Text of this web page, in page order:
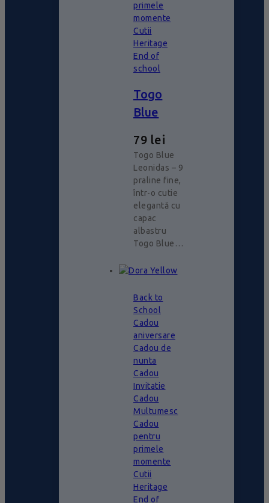
primele
momente
Cutii
Heritage
End of
school
Togo
Blue
79 lei
Togo Blue
Leonidas – 9
praline fine,
într-o cutie
elegantă cu
capac
albastru
Togo Blue…
Back to
School
Cadou
aniversare
Cadou de
nunta
Cadou
Invitatie
Cadou
Multumesc
Cadou
pentru
primele
momente
Cutii
Heritage
End of